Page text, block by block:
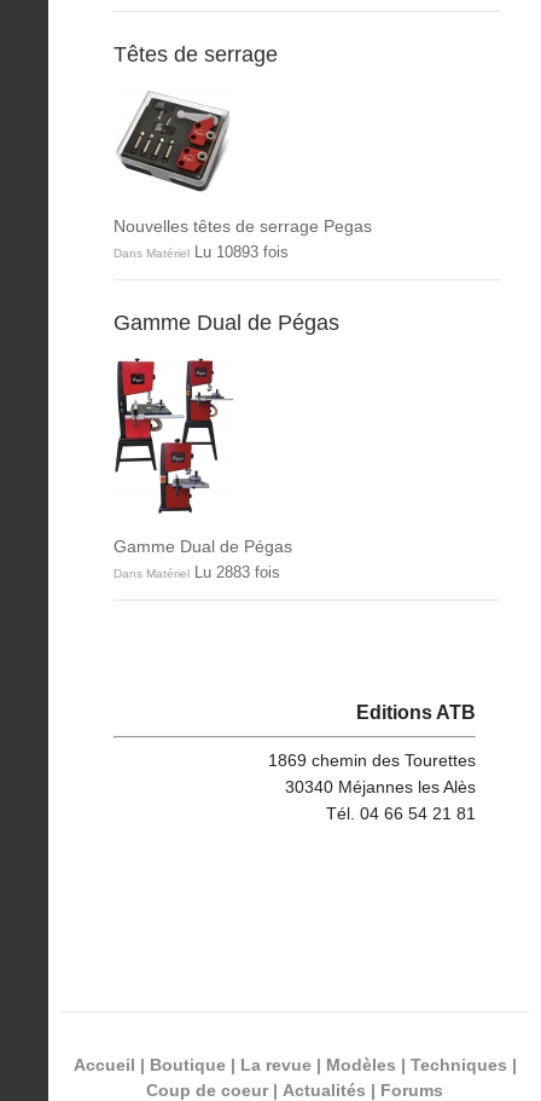
Têtes de serrage
Nouvelles têtes de serrage Pegas
Dans Matériel Lu 10893 fois
Gamme Dual de Pégas
Gamme Dual de Pégas
Dans Matériel Lu 2883 fois
Editions ATB
1869 chemin des Tourettes
30340 Méjannes les Alès
Tél. 04 66 54 21 81
Accueil | Boutique | La revue | Modèles | Techniques |
Coup de coeur | Actualités | Forums